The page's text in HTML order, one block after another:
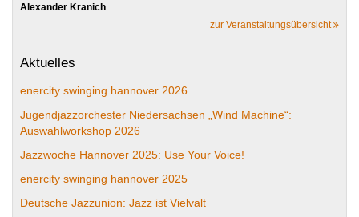
Alexander Kranich
zur Veranstaltungsübersicht
Aktuelles
enercity swinging hannover 2026
Jugendjazzorchester Niedersachsen „Wind Machine“:
Auswahlworkshop 2026
Jazzwoche Hannover 2025: Use Your Voice!
enercity swinging hannover 2025
Deutsche Jazzunion: Jazz ist Vielvalt